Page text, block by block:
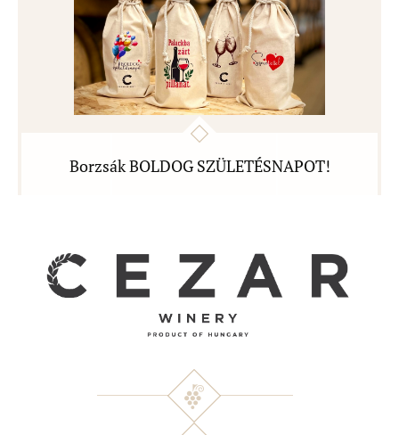
Borzsák BOLDOG SZÜLETÉSNAPOT!